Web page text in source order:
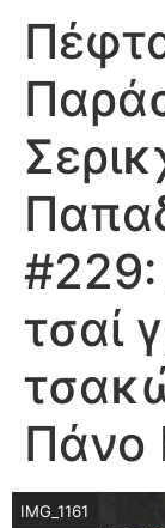
#229:
τσαί
Πάνο
IMG_1161